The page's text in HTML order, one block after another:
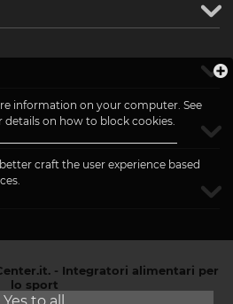
- Integratori alimentari per
lo sport
information on your computer. See
details on how to block cookies.
craft the user experience based